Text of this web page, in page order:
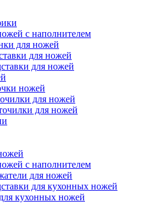
с наполнителем
для ножей
для ножей
для ножей
ножей
для ножей
для ножей
с наполнителем
для ножей
для кухонных ножей
кухонных ножей